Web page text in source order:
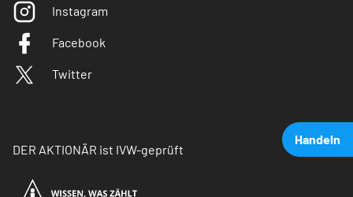
Handeln
Instagram
Facebook
Twitter
DER AKTIONÄR ist IVW-geprüft